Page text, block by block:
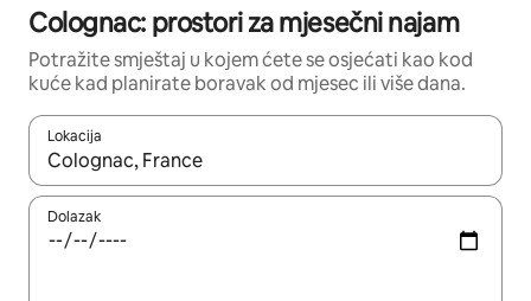
Colognac: prostori za mjesečni najam
Potražite smještaj u kojem ćete se osjećati kao kod
kuće kad planirate boravak od mjesec ili više dana.
Lokacija
Kada budu dostupni rezultati, moći ćete ih pregledati
Dolazak